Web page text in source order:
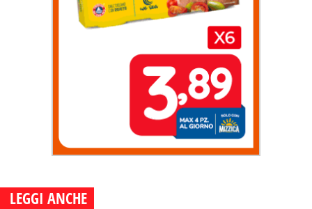
LEGGI ANCHE